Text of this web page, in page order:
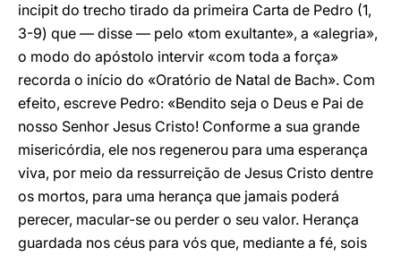
incipit do trecho tirado da primeira Carta de Pedro (1,
3-9) que — disse — pelo «tom exultante», a «alegria»,
o modo do apóstolo intervir «com toda a força»
recorda o início do «Oratório de Natal de Bach». Com
efeito, escreve Pedro: «Bendito seja o Deus e Pai de
nosso Senhor Jesus Cristo! Conforme a sua grande
misericórdia, ele nos regenerou para uma esperança
viva, por meio da ressurreição de Jesus Cristo dentre
os mortos, para uma herança que jamais poderá
perecer, macular-se ou perder o seu valor. Herança
guardada nos céus para vós que, mediante a fé, sois